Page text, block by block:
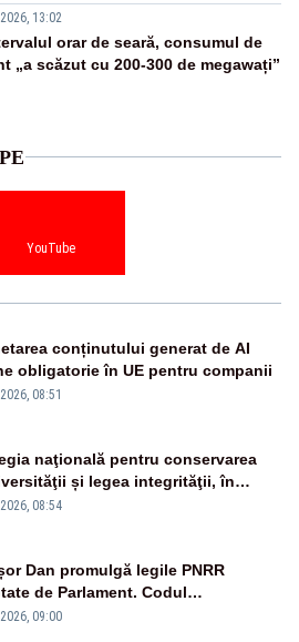
13:02
orar de seară, consumul de
„a scăzut cu 200-300 de megawați”
YouTube
conținutului generat de AI
obligatorie în UE pentru companii
08:51
naţională pentru conservarea
și legea integrităţii, în
08:54
Dan promulgă legile PNRR
de Parlament. Codul
printre actele normative
09:00